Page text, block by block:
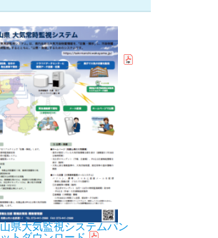
県大気監視システムパン